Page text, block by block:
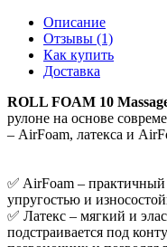
Описание
Отзывы (1)
Как купить
Доставка
ROLL FOAM 10
рулоне на основе
– AirFoam, латекса и
✅ AirFoam –
упругостью и
✅ Латекс – мягкий и
подстраивается под